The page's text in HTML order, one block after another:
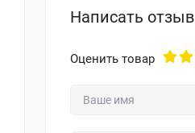
Написать отзыв
Оценить товар